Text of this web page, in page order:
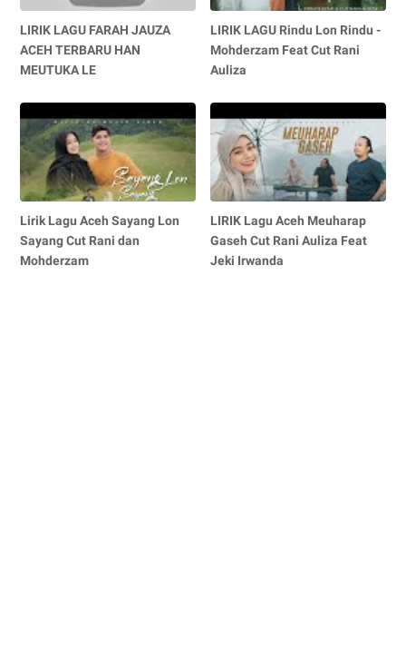
LIRIK LAGU FARAH JAUZA
ACEH TERBARU HAN
MEUTUKA LE
LIRIK LAGU Rindu Lon Rindu -
Mohderzam Feat Cut Rani
Auliza
Lirik Lagu Aceh Sayang Lon
Sayang Cut Rani dan
Mohderzam
LIRIK Lagu Aceh Meuharap
Gaseh Cut Rani Auliza Feat
Jeki Irwanda